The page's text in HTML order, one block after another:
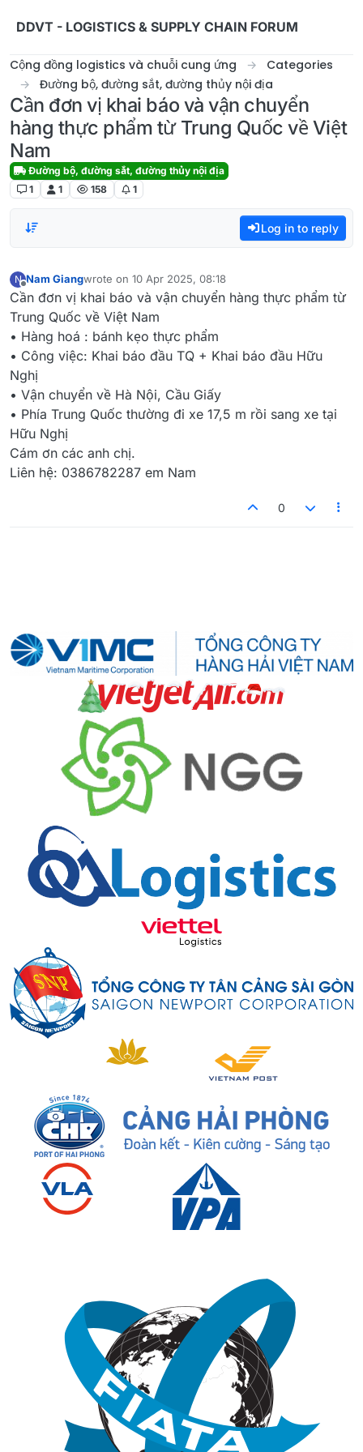
DDVT - LOGISTICS & SUPPLY CHAIN FORUM
Cộng đồng logistics và chuỗi cung ứng
Categories
Đường bộ, đường sắt, đường thủy nội địa
Cần đơn vị khai báo và vận chuyển
hàng thực phẩm từ Trung Quốc về Việt
Nam
Đường bộ, đường sắt, đường thủy nội địa
1
1 158 1
Log in to reply
N
Offline
Nam Giangwrote on 10 Apr 2025, 08:18
last edited by
Cần đơn vị khai báo và vận chuyển hàng thực phẩm từ
Trung Quốc về Việt Nam
• Hàng hoá : bánh kẹo thực phẩm
• Công việc: Khai báo đầu TQ + Khai báo đầu Hữu
Nghị
• Vận chuyển về Hà Nội, Cầu Giấy
• Phía Trung Quốc thường đi xe 17,5 m rồi sang xe tại
Hữu Nghị
Cám ơn các anh chị.
Liên hệ: 0386782287 em Nam
0